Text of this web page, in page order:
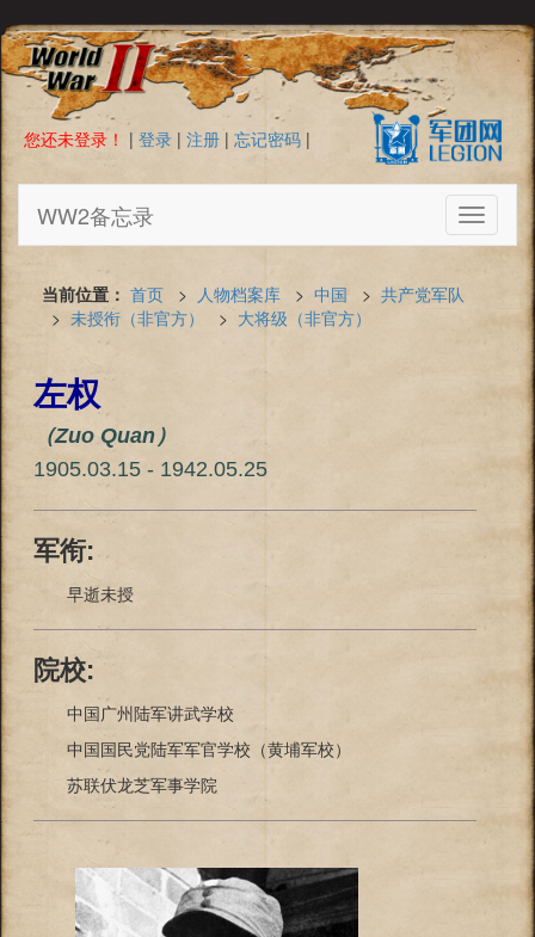
您还未登录！ | 登录 | 注册 | 忘记密码 |
Toggle
WW2备忘录
当前位置： 首页 > 人物档案库 > 中国 > 共产党军队
> 未授衔（非官方） > 大将级（非官方）
左权
（Zuo Quan）
1905.03.15 - 1942.05.25
军衔:
早逝未授
院校:
中国广州陆军讲武学校
中国国民党陆军军官学校（黄埔军校）
苏联伏龙芝军事学院